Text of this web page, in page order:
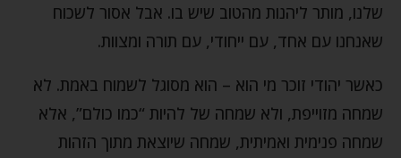
שלנו, מותר ליהנות מהטוב שיש בו. אבל אסור לשכוח
שאנחנו עם אחד, עם ייחודי, עם תורה ומצוות.
כאשר יהודי זוכר מי הוא – הוא מסוגל לשמוח באמת. לא
שמחה מזוייפת, ולא שמחה של להיות “כמו כולם”, אלא
שמחה פנימית ואמיתית, שמחה שיוצאת מתוך הזהות